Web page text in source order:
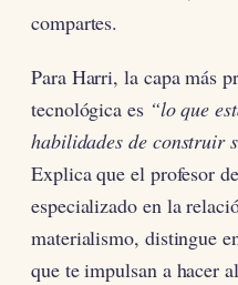
compartes.
Para Harri, la capa más
tecnológica es “lo que
habilidades de construir
Explica que el profesor
especializado en la
materialismo, distingue
que te impulsan a hacer